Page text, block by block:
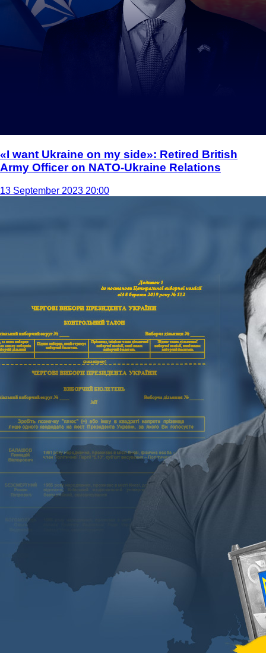
«I want Ukraine on my side»: Retired British
Army Officer on NATO-Ukraine Relations
13 September 2023 20:00